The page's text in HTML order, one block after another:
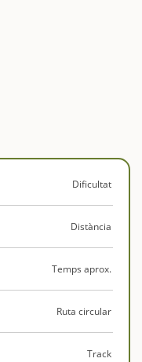
Dificultat
Distància
Temps aprox.
Ruta circular
Track